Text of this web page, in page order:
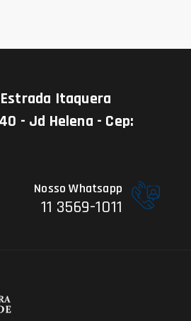
Estrada Itaquera
- Jd Helena - Cep:
Nosso Whatsapp
11 3569-1011